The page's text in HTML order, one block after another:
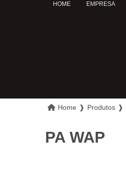
HOME EMPRESA
Home ❱ Produtos ❱
PA WAP